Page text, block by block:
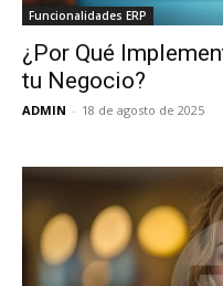
Funcionalidades ERP
¿Por Qué
tu Negocio?
ADMIN - 18 de agosto de 2025